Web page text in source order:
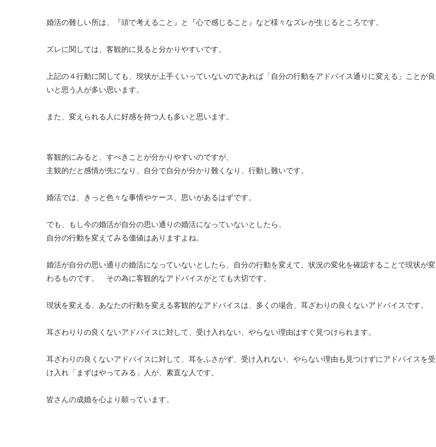
婚活の難しい所は、『頭で考えること』と『心で感じること』など様々なズレが生じるところです。
ズレに関しては、客観的に見ると分かりやすいです。
上記の４行動に関しても、現状が上手くいっていないのであれば「自分の行動をアドバイス通りに変える」ことが良
いと思う人が多い思います。
また、変えられる人に好感を持つ人も多いと思います。
客観的にみると、すべきことが分かりやすいのですが、
主観的だと感情が先になり、自分で自分が分かり難くなり、行動し難いです。
婚活では、きっと色々な事情やケース、思いがあるはずです。
でも、もし今の婚活が自分の思い通りの婚活になっていないとしたら、
自分の行動を変えてみる価値はありますよね。
婚活が自分の思い通りの婚活になっていないとしたら、自分の行動を変えて、状況の変化を確認することで現状が変
わるものです。 その為に客観的なアドバイスがとても大切です。
現状を変える、あなたの行動を変える客観的なアドバイスは、多くの場合、耳ざわりの良くないアドバイスです。
耳ざわりりの良くないアドバイスに対して、受け入れない、やらない理由はすぐ見つけられます。
耳ざわりの良くないアドバイスに対して、耳をふさがず、受け入れない、やらない理由も見つけずにアドバイスを受
け入れ「まずはやってみる」人が、素直な人です。
皆さんの成婚を心より願っています。